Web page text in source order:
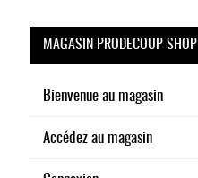
MAGASIN PRODECOUP SHOP
Bienvenue au magasin
Accédez au magasin